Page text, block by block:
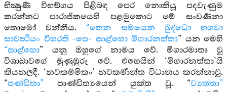
භික්‍ෂුණී විභඞ්ගය පිළිබඳ පෙර නොකියූ පදවැණුම
කරන්නට පාරාජිකයෙහි පළමුකොට මේ සංවර්‍ණනා
තොමෝ වන්නීය. “තෙන සමයෙන බුද්ධො භගවා
සාවත්‍ථියං විහරති -පෙ- සාළ්හො මිගාරනත්තා” යන මෙහි
“සාළ්හො” යනු ඔහුගේ නාමය වේ. මිගාරමාතෘ වූ
විශාඛාවගේ මුණුඹුරු වේ. එහෙයින් ‘මිගාරනත්තා’යි
කියනලදී. ‘නවකම්මිකං’ නවකර්‍මාන්ත විධානය කරන්නාවූ.
“පණ්ඩිතා” පාණ්ඩිත්‍යයෙන් යුක්ත වූ. “ව්‍යත්තා”